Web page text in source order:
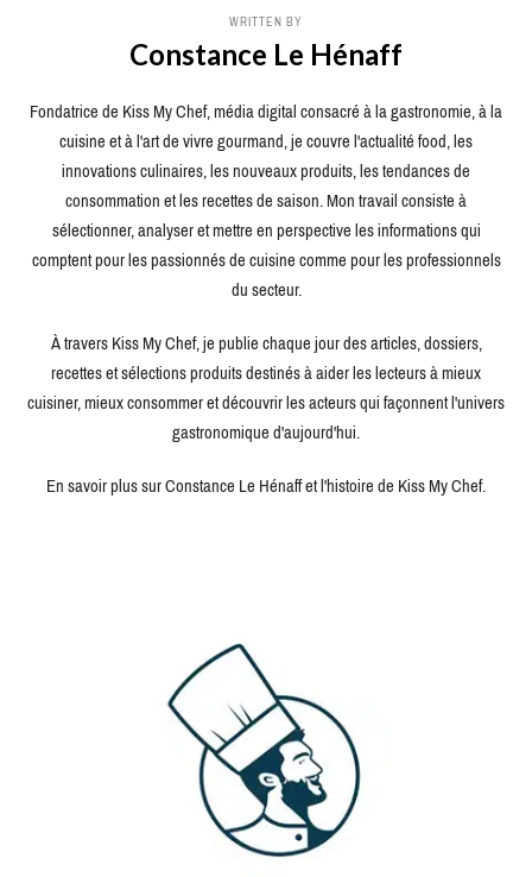
WRITTEN BY
Constance Le Hénaff
Fondatrice de Kiss My Chef, média digital consacré à la gastronomie, à la
cuisine et à l'art de vivre gourmand, je couvre l'actualité food, les
innovations culinaires, les nouveaux produits, les tendances de
consommation et les recettes de saison. Mon travail consiste à
sélectionner, analyser et mettre en perspective les informations qui
comptent pour les passionnés de cuisine comme pour les professionnels
du secteur.
À travers Kiss My Chef, je publie chaque jour des articles, dossiers,
recettes et sélections produits destinés à aider les lecteurs à mieux
cuisiner, mieux consommer et découvrir les acteurs qui façonnent l'univers
gastronomique d'aujourd'hui.
En savoir plus sur Constance Le Hénaff et l'histoire de Kiss My Chef.